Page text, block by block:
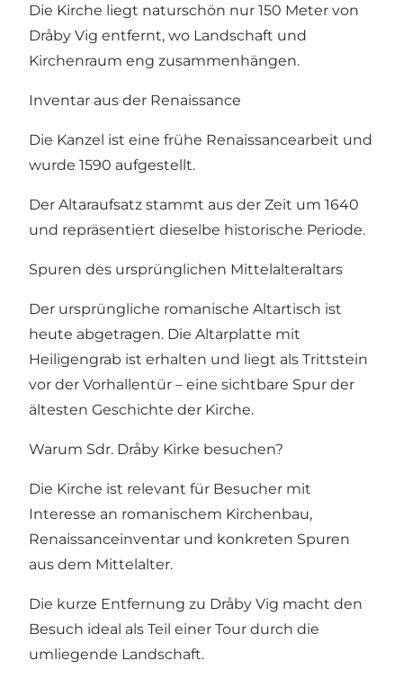
Die Kirche liegt naturschön nur 150 Meter von
Dråby Vig entfernt, wo Landschaft und
Kirchenraum eng zusammenhängen.
Inventar aus der Renaissance
Die Kanzel ist eine frühe Renaissancearbeit und
wurde 1590 aufgestellt.
Der Altaraufsatz stammt aus der Zeit um 1640
und repräsentiert dieselbe historische Periode.
Spuren des ursprünglichen Mittelalteraltars
Der ursprüngliche romanische Altartisch ist
heute abgetragen. Die Altarplatte mit
Heiligengrab ist erhalten und liegt als Trittstein
vor der Vorhallentür – eine sichtbare Spur der
ältesten Geschichte der Kirche.
Warum Sdr. Dråby Kirke besuchen?
Die Kirche ist relevant für Besucher mit
Interesse an romanischem Kirchenbau,
Renaissanceinventar und konkreten Spuren
aus dem Mittelalter.
Die kurze Entfernung zu Dråby Vig macht den
Besuch ideal als Teil einer Tour durch die
umliegende Landschaft.